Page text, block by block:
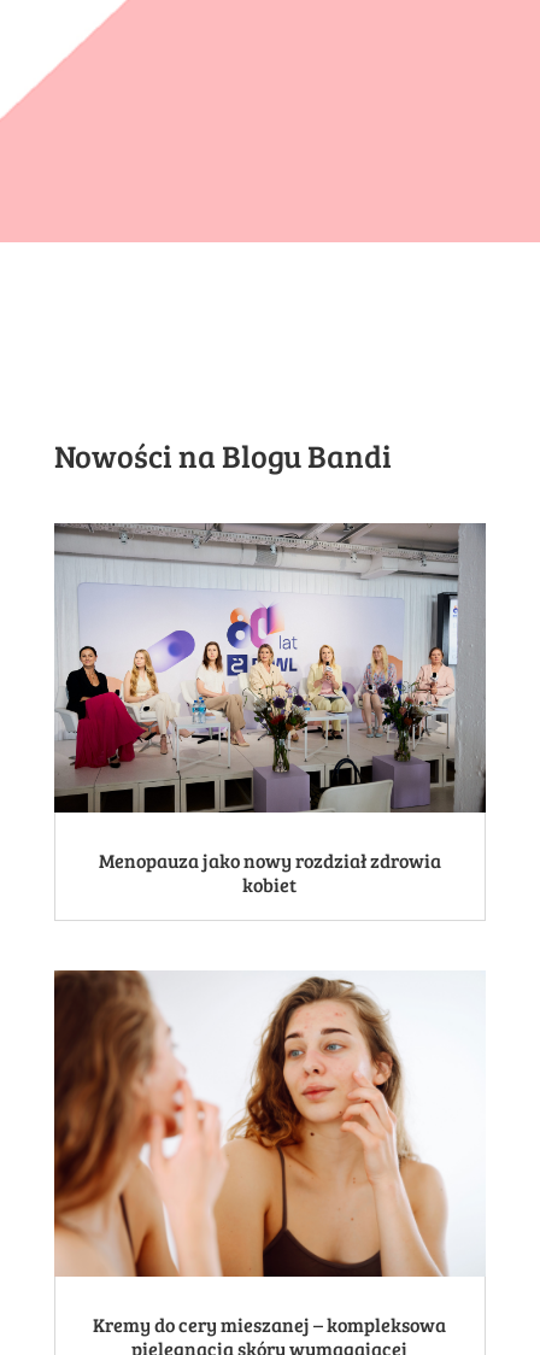
Nowości na Blogu Bandi
Menopauza jako nowy rozdział zdrowia
kobiet
Kremy do cery mieszanej – kompleksowa
pielęgnacja skóry wymagającej